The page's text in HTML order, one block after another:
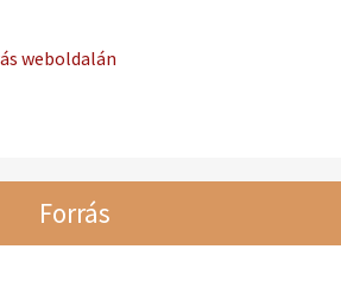
weboldalán
Forrás